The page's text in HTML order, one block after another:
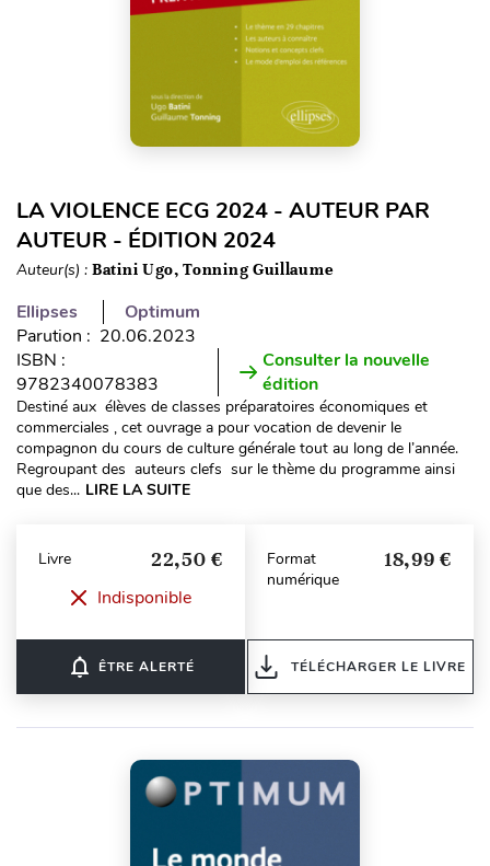
LA VIOLENCE ECG 2024 - AUTEUR PAR
AUTEUR - ÉDITION 2024
Auteur(s) : Batini Ugo, Tonning Guillaume
Ellipses
Optimum
Parution : 20.06.2023
ISBN :
9782340078383
Consulter la nouvelle
édition
Destiné aux élèves de classes préparatoires économiques et
commerciales , cet ouvrage a pour vocation de devenir le
compagnon du cours de culture générale tout au long de l’année.
Regroupant des auteurs clefs sur le thème du programme ainsi
que des... LIRE LA SUITE
Livre 22,50 €
Indisponible
notifications_none ÊTRE ALERTÉ
Format
numérique
18,99 €
TÉLÉCHARGER LE LIVRE